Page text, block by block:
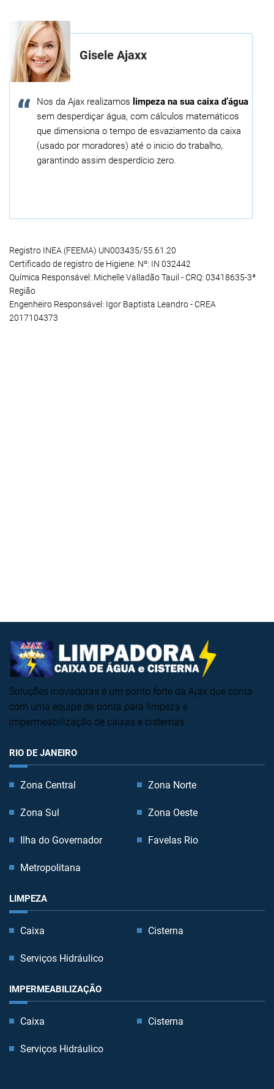
Gisele Ajaxx
Nos da Ajax realizamos limpeza na sua caixa d’água
sem desperdiçar água, com cálculos matemáticos
que dimensiona o tempo de esvaziamento da caixa
(usado por moradores) até o inicio do trabalho,
garantindo assim desperdício zero.
Registro INEA (FEEMA) UN003435/55.61.20
Certificado de registro de Higiene: Nº: IN 032442
Química Responsável: Michelle Valladão Tauil - CRQ: 03418635-3ª
Região
Engenheiro Responsável: Igor Baptista Leandro - CREA
2017104373
Soluções inovadoras é um ponto forte da Ajax que conta
com uma equipe de ponta para limpeza e
impermeabilização de caixas e cisternas.
RIO DE JANEIRO
Zona Central Zona Norte
Zona Sul Zona Oeste
Ilha do Governador Favelas Rio
Metropolitana
LIMPEZA
Caixa Cisterna
Serviços Hidráulico
IMPERMEABILIZAÇÃO
Caixa Cisterna
Serviços Hidráulico